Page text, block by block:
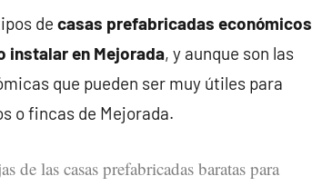
de casas prefabricadas económicos
instalar en Mejorada, y aunque son las
que pueden ser muy útiles para
o fincas de Mejorada.
de las casas prefabricadas baratas para